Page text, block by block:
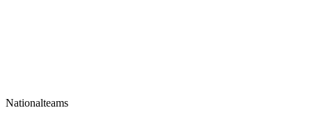
Nationalteams